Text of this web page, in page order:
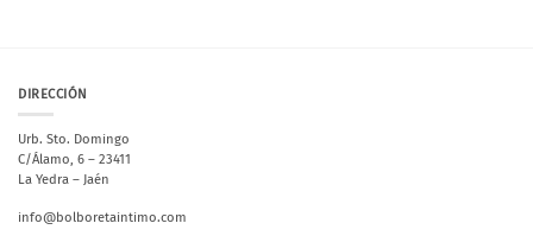
DIRECCIÓN
Urb. Sto. Domingo
C/Álamo, 6 – 23411
La Yedra – Jaén
info@bolboretaintimo.com